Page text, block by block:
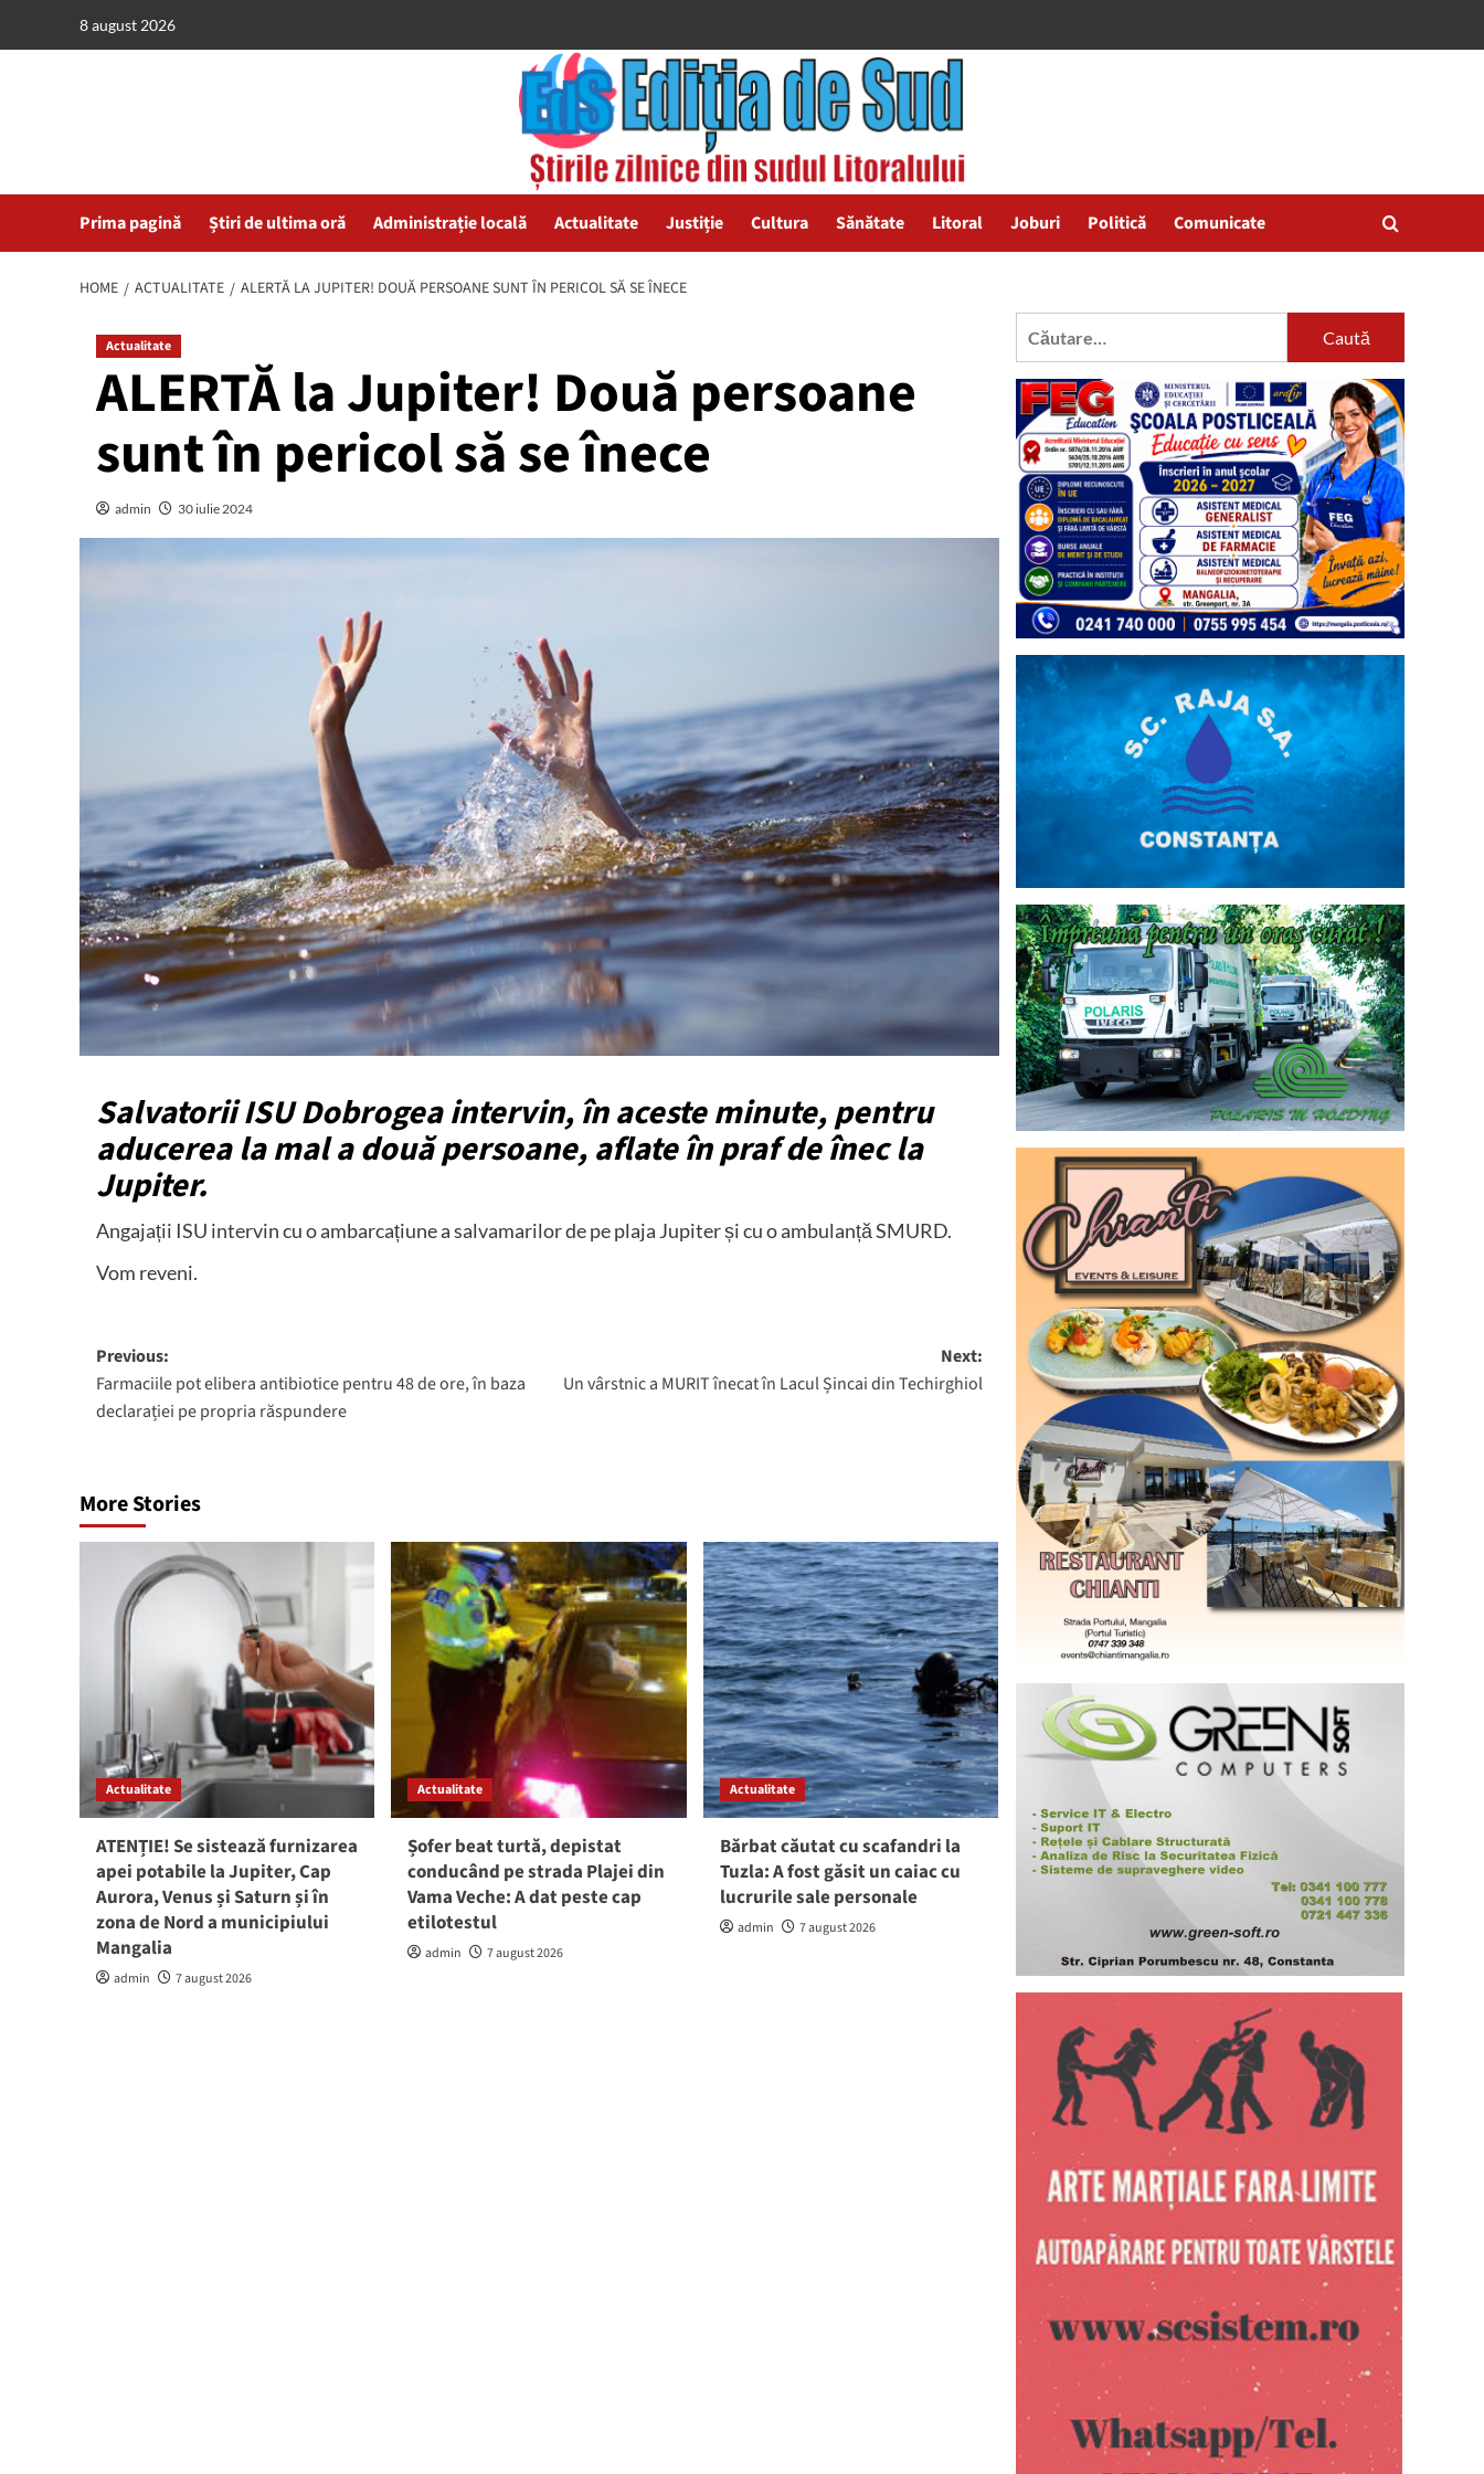
8 august 2026
Prima pagină Știri de ultima oră Administrație locală Actualitate Justiție Cultura Sănătate Litoral Joburi Politică Comunicate
HOME ACTUALITATE ALERTĂ LA JUPITER! DOUĂ PERSOANE SUNT ÎN PERICOL SĂ SE ÎNECE
Actualitate
ALERTĂ la Jupiter! Două persoane
sunt în pericol să se înece
admin 30 iulie 2024
Salvatorii ISU Dobrogea intervin, în aceste minute, pentru
aducerea la mal a două persoane, aflate în praf de înec la
Jupiter.
Angajații ISU intervin cu o ambarcațiune a salvamarilor de pe plaja Jupiter și cu o ambulanță SMURD.
Vom reveni.
Post
navigation
Previous:
Farmaciile pot elibera antibiotice pentru 48 de ore, în baza
declarației pe propria răspundere
Next:
Un vârstnic a MURIT înecat în Lacul Șincai din Techirghiol
More Stories
Actualitate
ATENȚIE! Se sistează furnizarea
apei potabile la Jupiter, Cap
Aurora, Venus și Saturn și în
zona de Nord a municipiului
Mangalia
admin 7 august 2026
Actualitate
Șofer beat turtă, depistat
conducând pe strada Plajei din
Vama Veche: A dat peste cap
etilotestul
admin 7 august 2026
Actualitate
Bărbat căutat cu scafandri la
Tuzla: A fost găsit un caiac cu
lucrurile sale personale
admin 7 august 2026
Caută